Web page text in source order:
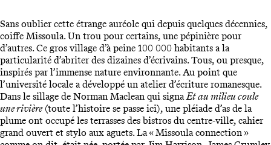
Sans oublier cette étrange auréole qui depuis quelques décennies,
coiffe Missoula. Un trou pour certains, une pépinière pour
d’autres. Ce gros village d’à peine 100 000 habitants a la
particularité d’abriter des dizaines d’écrivains. Tous, ou presque,
inspirés par l’immense nature environnante. Au point que
l’université locale a développé un atelier d’écriture romanesque.
Dans le sillage de Norman Maclean qui signa Et au milieu coule
une rivière(toute l’histoire se passe ici), une pléiade d’as de la
plume ont occupé les terrasses des bistros du centre-ville, cahier
grand ouvert et stylo aux aguets. La « Missoula connection »